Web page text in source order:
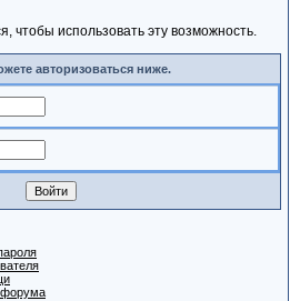
чтобы использовать эту возможность.
авторизоваться ниже.
форума